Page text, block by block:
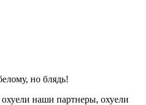
но блядь!
наши партнеры, охуели